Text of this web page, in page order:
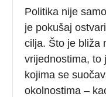
Politika nije
je pokušaj
cilja. Što je bliža
vrijednostima, to
kojima se
okolnostima –